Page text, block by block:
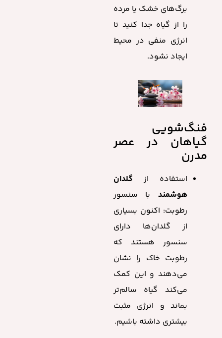
برگ‌های خشک یا مرده
را از گیاه جدا کنید تا
انرژی منفی در محیط
ایجاد نشود.
فنگ‌شویی
گیاهان در عصر
مدرن
استفاده از گلدان
هوشمند با سنسور
رطوبت: اکنون بسیاری
از گلدان‌ها دارای
سنسور هستند که
رطوبت خاک را نشان
می‌دهند و این کمک
می‌کند گیاه سالم‌تر
بماند و انرژی مثبت
بیشتری داشته باشیم.